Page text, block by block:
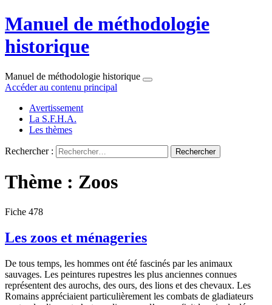
Manuel de méthodologie
historique
Manuel de méthodologie historique
Accéder au contenu principal
Avertissement
La S.F.H.A.
Les thèmes
Rechercher :
Thème : Zoos
Fiche 478
Les zoos et ménageries
De tous temps, les hommes ont été fascinés par les animaux
sauvages. Les peintures rupestres les plus anciennes connues
représentent des aurochs, des ours, des lions et des chevaux. Les
Romains appréciaient particulièrement les combats de gladiateurs